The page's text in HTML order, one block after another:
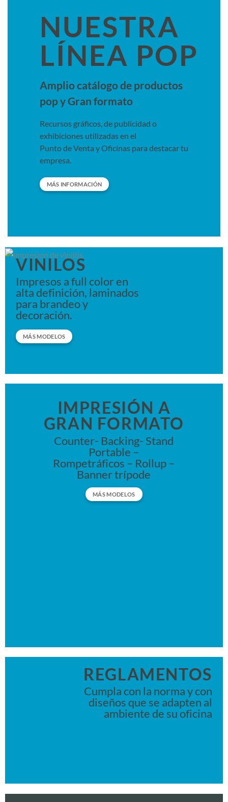
NUESTRA
LÍNEA POP
Amplio catálogo de productos
pop y Gran formato
Recursos gráficos, de publicidad o
exhibiciones utilizadas en el
Punto de Venta y Oficinas para destacar tu
empresa.
MÁS INFORMACIÓN
VINILOS
Impresos a full color en
alta definición, laminados
para brandeo y
decoración.
MÁS MODELOS
MUG PLÁSTICO
ORBIT 12OZ
Vaso ecológico en fibra de trigo o polipropileno
blanco.
VER PRECIOS
IMPRESIÓN A
GRAN FORMATO
Counter- Backing- Stand
Portable –
Rompetráficos – Rollup –
Banner trípode
MÁS MODELOS
REGLAMENTOS
Cumpla con la norma y con
diseños que se adapten al
ambiente de su oficina